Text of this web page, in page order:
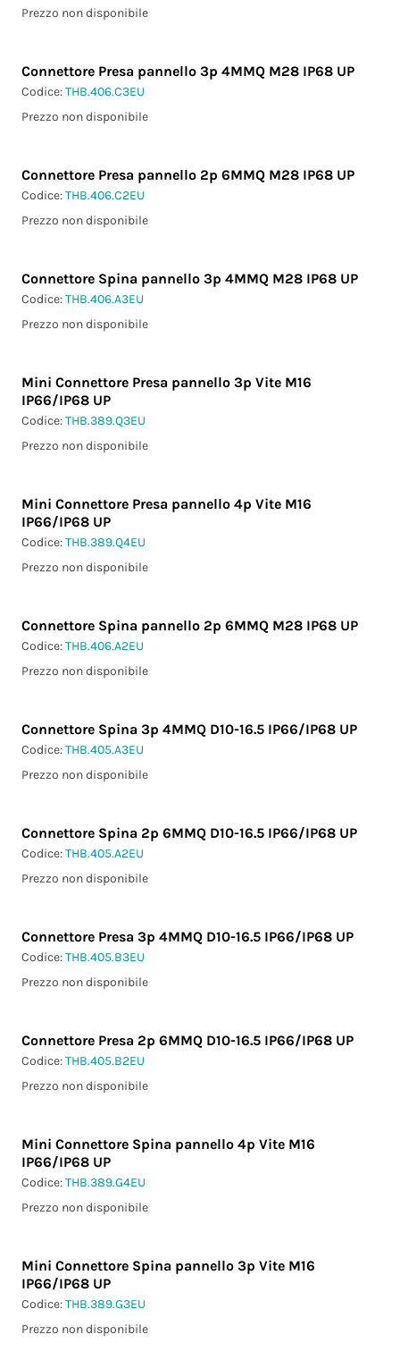
Prezzo non disponibile
Connettore Presa pannello 3p 4MMQ M28 IP68 UP
Codice:THB.406.C3EU
Prezzo non disponibile
Connettore Presa pannello 2p 6MMQ M28 IP68 UP
Codice:THB.406.C2EU
Prezzo non disponibile
Connettore Spina pannello 3p 4MMQ M28 IP68 UP
Codice:THB.406.A3EU
Prezzo non disponibile
Mini Connettore Presa pannello 3p Vite M16
IP66/IP68 UP
Codice:THB.389.Q3EU
Prezzo non disponibile
Mini Connettore Presa pannello 4p Vite M16
IP66/IP68 UP
Codice:THB.389.Q4EU
Prezzo non disponibile
Connettore Spina pannello 2p 6MMQ M28 IP68 UP
Codice:THB.406.A2EU
Prezzo non disponibile
Connettore Spina 3p 4MMQ D10-16.5 IP66/IP68 UP
Codice:THB.405.A3EU
Prezzo non disponibile
Connettore Spina 2p 6MMQ D10-16.5 IP66/IP68 UP
Codice:THB.405.A2EU
Prezzo non disponibile
Connettore Presa 3p 4MMQ D10-16.5 IP66/IP68 UP
Codice:THB.405.B3EU
Prezzo non disponibile
Connettore Presa 2p 6MMQ D10-16.5 IP66/IP68 UP
Codice:THB.405.B2EU
Prezzo non disponibile
Mini Connettore Spina pannello 4p Vite M16
IP66/IP68 UP
Codice:THB.389.G4EU
Prezzo non disponibile
Mini Connettore Spina pannello 3p Vite M16
IP66/IP68 UP
Codice:THB.389.G3EU
Prezzo non disponibile